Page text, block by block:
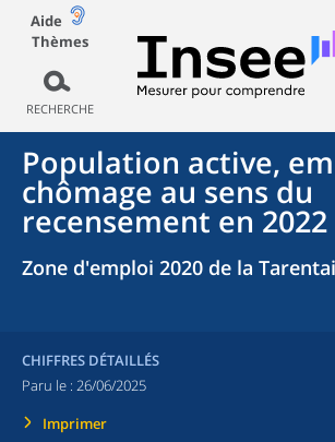
Aide
Thèmes
RECHERCHE
Population active,
chômage au sens du
recensement en 2022
Zone d'emploi 2020 de la
CHIFFRES DÉTAILLÉS
Paru le : 26/06/2025
Imprimer